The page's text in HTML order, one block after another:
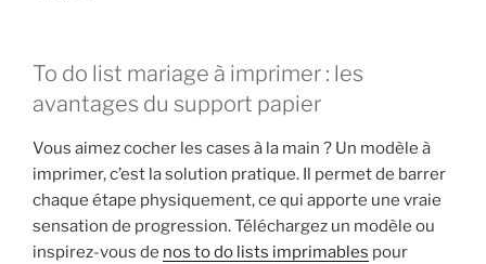
To do list mariage à imprimer : les
avantages du support papier
Vous aimez cocher les cases à la main ? Un modèle à
imprimer, c’est la solution pratique. Il permet de barrer
chaque étape physiquement, ce qui apporte une vraie
sensation de progression. Téléchargez un modèle ou
inspirez-vous de nos to do lists imprimables pour